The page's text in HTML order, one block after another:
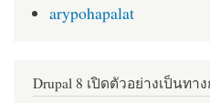
arypohapalat
Drupal 8 เปิดตัวอย่างเป็นทา